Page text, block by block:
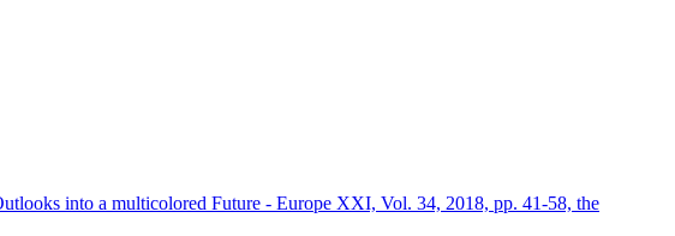
into a multicolored Future - Europe XXI, Vol. 34, 2018, pp. 41-58, the